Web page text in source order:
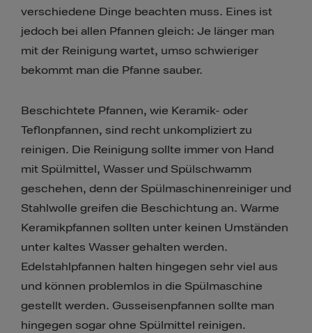
verschiedene Dinge beachten muss. Eines ist
jedoch bei allen Pfannen gleich: Je länger man
mit der Reinigung wartet, umso schwieriger
bekommt man die Pfanne sauber.
Beschichtete Pfannen, wie Keramik- oder
Teflonpfannen, sind recht unkompliziert zu
reinigen. Die Reinigung sollte immer von Hand
mit Spülmittel, Wasser und Spülschwamm
geschehen, denn der Spülmaschinenreiniger und
Stahlwolle greifen die Beschichtung an. Warme
Keramikpfannen sollten unter keinen Umständen
unter kaltes Wasser gehalten werden.
Edelstahlpfannen halten hingegen sehr viel aus
und können problemlos in die Spülmaschine
gestellt werden. Gusseisenpfannen sollte man
hingegen sogar ohne Spülmittel reinigen.